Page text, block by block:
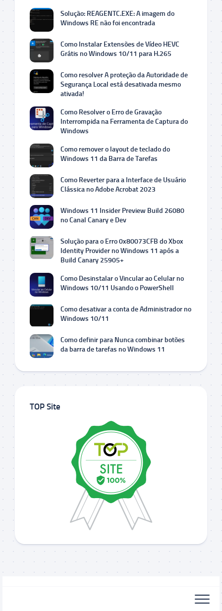
Solução: REAGENTC.EXE: A imagem do
Windows RE não foi encontrada
Como Instalar Extensões de Vídeo HEVC
Grátis no Windows 10/11 para H.265
Como resolver A proteção da Autoridade de
Segurança Local está desativada mesmo
ativada!
Como Resolver o Erro de Gravação
Interrompida na Ferramenta de Captura do
Windows
Como remover o layout de teclado do
Windows 11 da Barra de Tarefas
Como Reverter para a Interface de Usuário
Clássica no Adobe Acrobat 2023
Windows 11 Insider Preview Build 26080
no Canal Canary e Dev
Solução para o Erro 0x80073CFB do Xbox
Identity Provider no Windows 11 após a
Build Canary 25905+
Como Desinstalar o Vincular ao Celular no
Windows 10/11 Usando o PowerShell
Como desativar a conta de Administrador no
Windows 10/11
Como definir para Nunca combinar botões
da barra de tarefas no Windows 11
TOP Site